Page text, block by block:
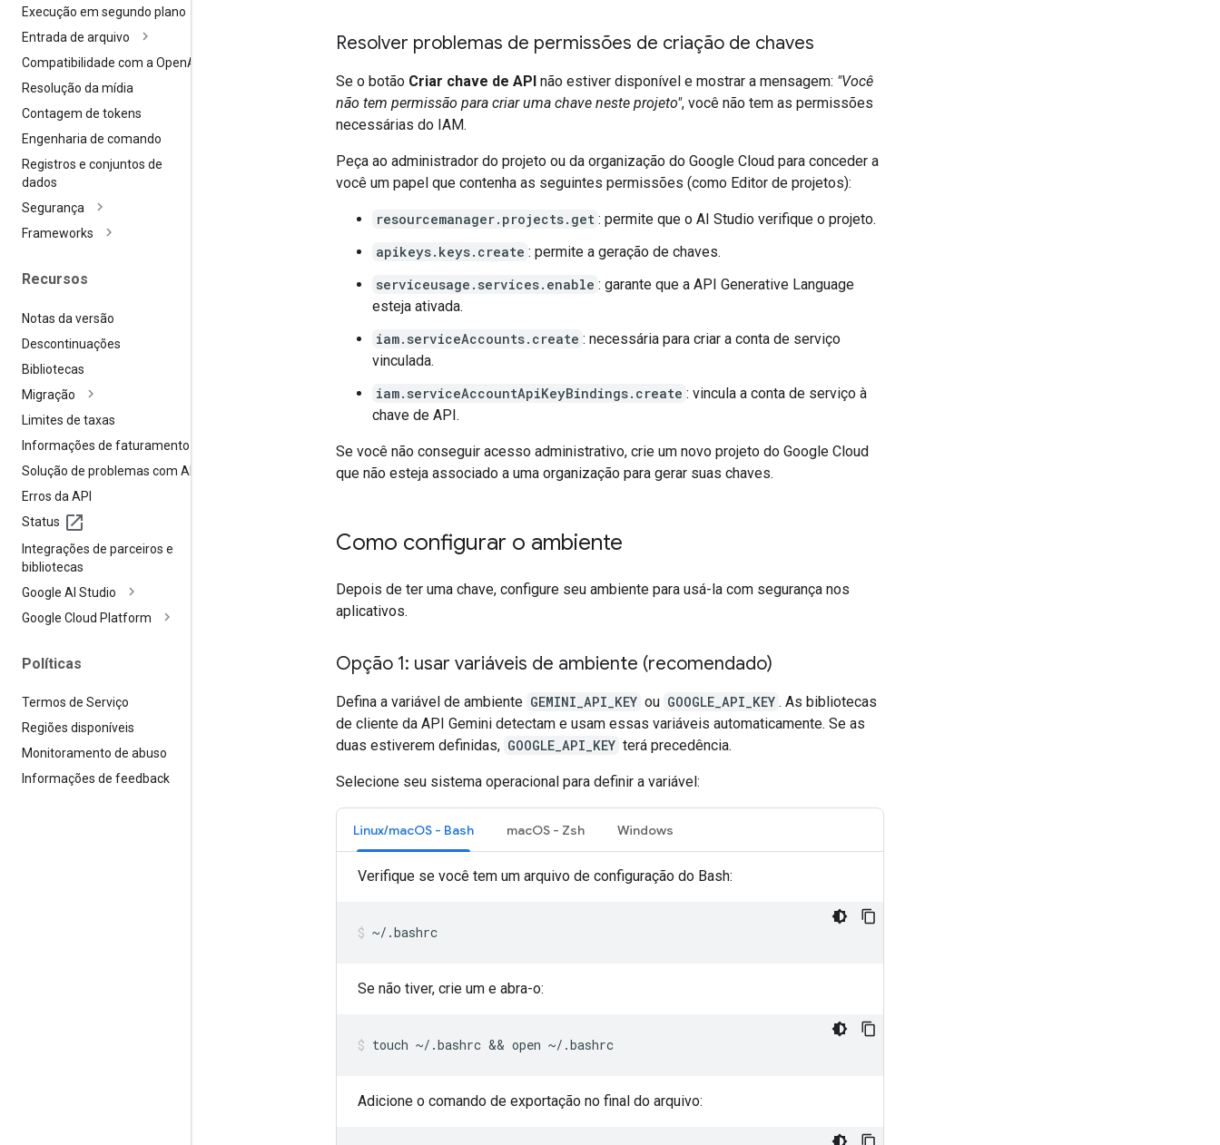
Execução em segundo plano
Entrada de arquivo
Compatibilidade com a OpenAI
Resolução da mídia
Contagem de tokens
Engenharia de comando
Registros e conjuntos de
dados
Segurança
Frameworks
Recursos
Notas da versão
Descontinuações
Bibliotecas
Migração
Limites de taxas
Informações de faturamento
Solução de problemas com APIs
Erros da API
Status
Integrações de parceiros e
bibliotecas
Google AI Studio
Google Cloud Platform
Políticas
Termos de Serviço
Regiões disponíveis
Monitoramento de abuso
Informações de feedback
Resolver problemas de permissões de criação de chaves
Se o botão Criar chave de API não estiver disponível e mostrar a mensagem: "Você
não tem permissão para criar uma chave neste projeto", você não tem as permissões
necessárias do IAM.
Peça ao administrador do projeto ou da organização do Google Cloud para conceder a
você um papel que contenha as seguintes permissões (como Editor de projetos):
resourcemanager.projects.get : permite que o AI Studio verifique o projeto.
apikeys.keys.create : permite a geração de chaves.
serviceusage.services.enable : garante que a API Generative Language
esteja ativada.
iam.serviceAccounts.create : necessária para criar a conta de serviço
vinculada.
iam.serviceAccountApiKeyBindings.create : vincula a conta de serviço à
chave de API.
Se você não conseguir acesso administrativo, crie um novo projeto do Google Cloud
que não esteja associado a uma organização para gerar suas chaves.
Como configurar o ambiente
Depois de ter uma chave, configure seu ambiente para usá-la com segurança nos
aplicativos.
Opção 1: usar variáveis de ambiente (recomendado)
Defina a variável de ambiente GEMINI_API_KEY ou GOOGLE_API_KEY . As bibliotecas
de cliente da API Gemini detectam e usam essas variáveis automaticamente. Se as
duas estiverem definidas, GOOGLE_API_KEY terá precedência.
Selecione seu sistema operacional para definir a variável:
Linux/macOS - Bash macOS - Zsh Windows
Verifique se você tem um arquivo de configuração do Bash:
~/.bashrc
Se não tiver, crie um e abra-o:
touch ~/.bashrc && open ~/.bashrc
Adicione o comando de exportação no final do arquivo: